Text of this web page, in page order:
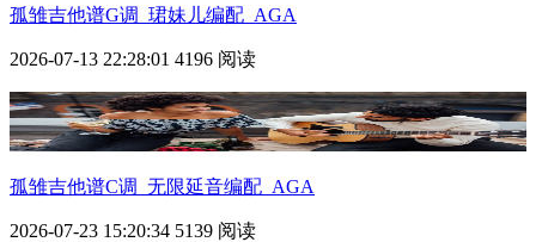
孤雏吉他谱G调_珺妹儿编配_AGA
2026-07-13 22:28:01 4196 阅读
孤雏吉他谱C调_无限延音编配_AGA
2026-07-23 15:20:34 5139 阅读